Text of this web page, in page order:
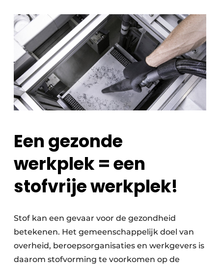
Een gezonde
werkplek =een
stofvrije werkplek!
Stof kan een gevaar voor de gezondheid
betekenen. Het gemeenschappelijk doel van
overheid, beroepsorganisaties en werkgevers is
daarom stofvorming te voorkomen op de